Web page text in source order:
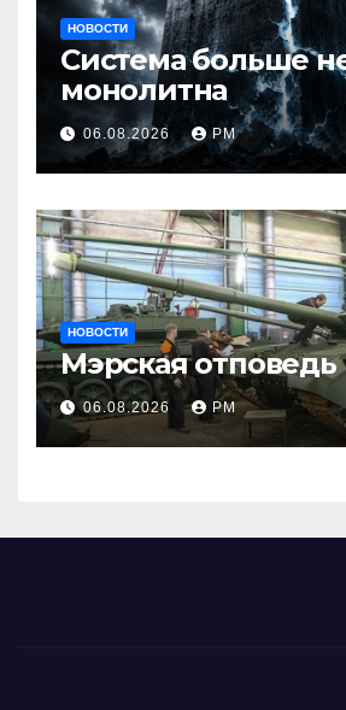
НОВОСТИ
Система больше
монолитна
06.08.2026 РМ
НОВОСТИ
Мэрская отповедь
06.08.2026 РМ